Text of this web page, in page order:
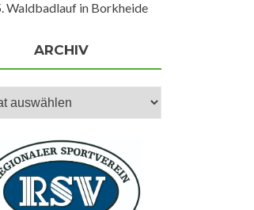
Waldbadlauf in Borkheide
ARCHIV